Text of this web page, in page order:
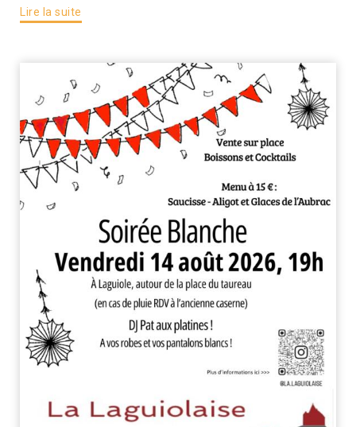
Lire la suite